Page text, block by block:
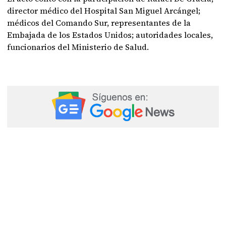
director médico del Hospital San Miguel Arcángel;
médicos del Comando Sur, representantes de la
Embajada de los Estados Unidos; autoridades locales,
funcionarios del Ministerio de Salud.